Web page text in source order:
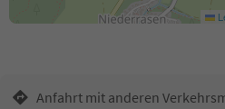
Anfahrt mit anderen